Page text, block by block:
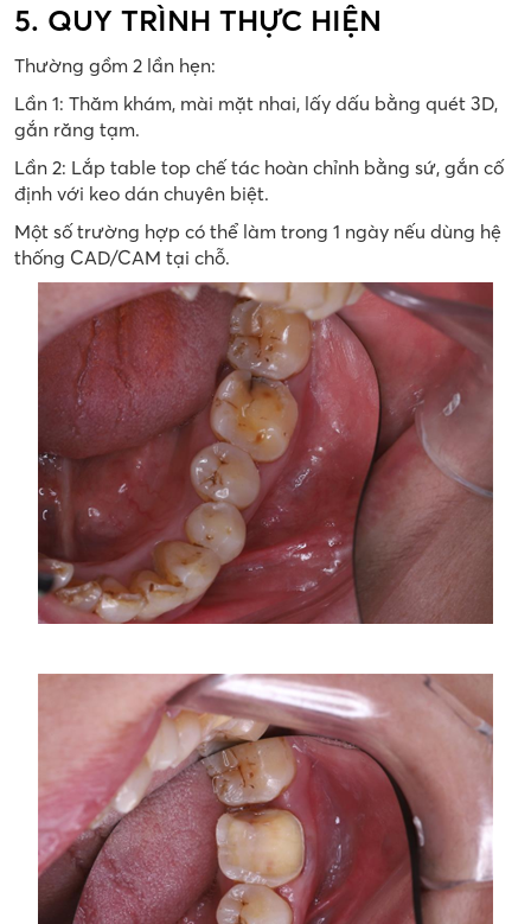
5. QUY TRÌNH THỰC HIỆN
Thường gồm 2 lần hẹn:
Lần 1: Thăm khám, mài mặt nhai, lấy dấu bằng quét 3D,
gắn răng tạm.
Lần 2: Lắp table top chế tác hoàn chỉnh bằng sứ, gắn cố
định với keo dán chuyên biệt.
Một số trường hợp có thể làm trong 1 ngày nếu dùng hệ
thống CAD/CAM tại chỗ.